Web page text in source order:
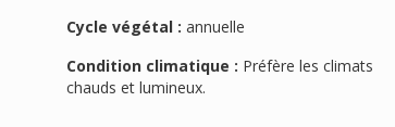
Cycle végétal : annuelle
Condition climatique :
chauds et lumineux.